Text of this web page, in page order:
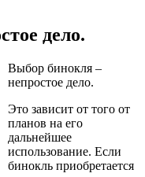
дело.
Выбор бинокля –
непростое дело.
Это зависит от того от
планов на его
дальнейшее
использование. Если
бинокль приобретается